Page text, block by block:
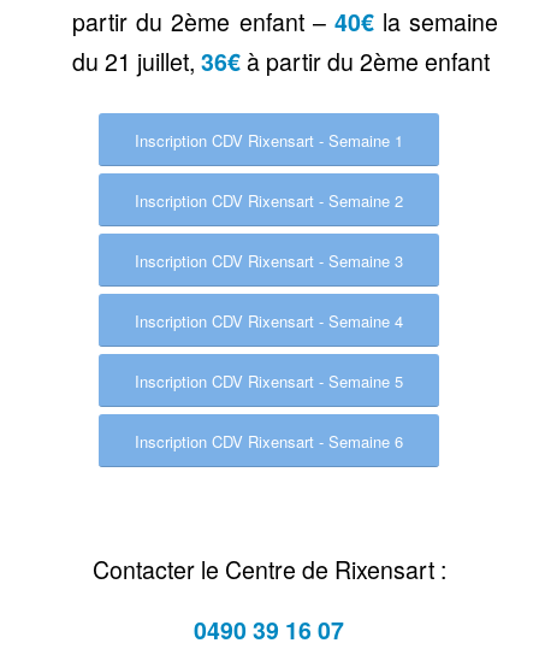
partir du 2ème enfant –40€ la semaine
du 21 juillet,36€à partir du 2ème enfant
Inscription CDV Rixensart - Semaine 1
Inscription CDV Rixensart - Semaine 2
Inscription CDV Rixensart - Semaine 3
Inscription CDV Rixensart - Semaine 4
Inscription CDV Rixensart - Semaine 5
Inscription CDV Rixensart - Semaine 6
Contacter le Centre de Rixensart :
0490 39 16 07